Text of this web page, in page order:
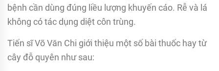
bệnh cần dùng đúng liều lượng khuyến cáo. Rễ và lá
không có tác dụng diệt côn trùng.
Tiến sĩ Võ Văn Chi giới thiệu một số bài thuốc hay từ
cây đỗ quyên như sau: